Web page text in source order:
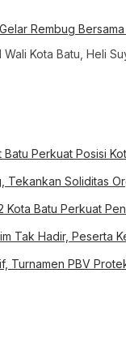
Rembug
Kota Batu, Heli
Perkuat Posisi
Tekankan Soliditas
Kota Batu Perkuat
Tak Hadir, Peserta
Turnamen PBV